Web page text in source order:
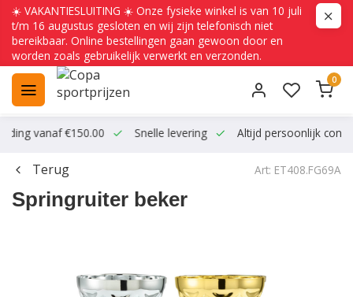
☀️ VAKANTIESLUITING ☀️ Onze fysieke winkel is van 10 juli
t/m 16 augustus gesloten en wij zijn telefonisch niet
bereikbaar. Online bestellingen gaan gewoon door en
worden zoals gebruikelijk verwerkt en verzonden.
0
vanaf €150.00 Snelle levering Altijd persoonlijk
Terug Art: ET408.FG69A
Springruiter beker